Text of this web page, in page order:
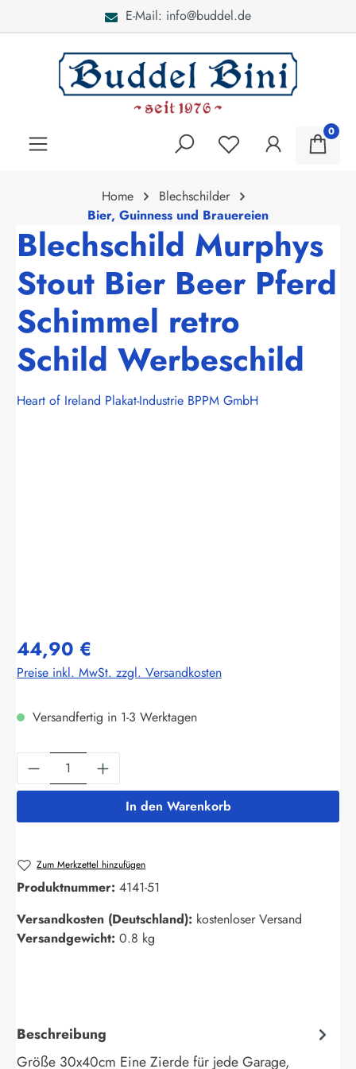
E-Mail: info@buddel.de
0
Home
Blechschilder
Bier, Guinness und Brauereien
Blechschild Murphys
Stout Bier Beer Pferd
Schimmel retro
Schild Werbeschild
Heart of Ireland Plakat-Industrie BPPM GmbH
44,90 €
Preise inkl. MwSt. zzgl. Versandkosten
Versandfertig in 1-3 Werktagen
Produkt Anzahl: Gib den gewünschten
In den Warenkorb
Zum Merkzettel hinzufügen
Produktnummer: 4141-51
Versandkosten (Deutschland): kostenloser Versand
Versandgewicht: 0.8 kg
Beschreibung
Größe 30x40cm Eine Zierde für jede Garage,